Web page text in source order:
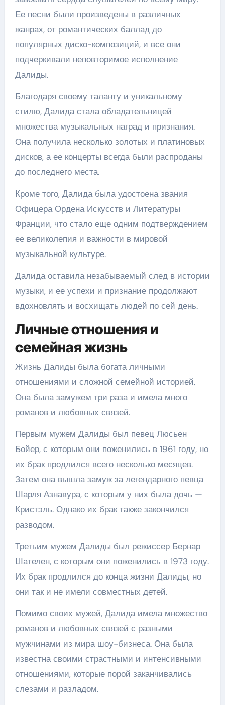
Ее песни были произведены в различных
жанрах, от романтических баллад до
популярных диско-композиций, и все они
подчеркивали неповторимое исполнение
Далиды.
Благодаря своему таланту и уникальному
стилю, Далида стала обладательницей
множества музыкальных наград и признания.
Она получила несколько золотых и платиновых
дисков, а ее концерты всегда были распроданы
до последнего места.
Кроме того, Далида была удостоена звания
Офицера Ордена Искусств и Литературы
Франции, что стало еще одним подтверждением
ее великолепия и важности в мировой
музыкальной культуре.
Далида оставила незабываемый след в истории
музыки, и ее успехи и признание продолжают
вдохновлять и восхищать людей по сей день.
Личные отношения и
семейная жизнь
Жизнь Далиды была богата личными
отношениями и сложной семейной историей.
Она была замужем три раза и имела много
романов и любовных связей.
Первым мужем Далиды был певец Люсьен
Бойер, с которым они поженились в 1961 году, но
их брак продлился всего несколько месяцев.
Затем она вышла замуж за легендарного певца
Шарля Азнавура, с которым у них была дочь —
Кристэль. Однако их брак также закончился
разводом.
Третьим мужем Далиды был режиссер Бернар
Шателен, с которым они поженились в 1973 году.
Их брак продлился до конца жизни Далиды, но
они так и не имели совместных детей.
Помимо своих мужей, Далида имела множество
романов и любовных связей с разными
мужчинами из мира шоу-бизнеса. Она была
известна своими страстными и интенсивными
отношениями, которые порой заканчивались
слезами и разладом.